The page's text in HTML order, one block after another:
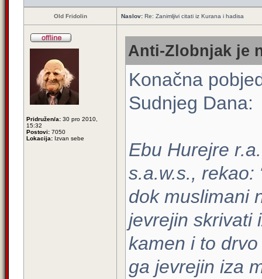
Old Fridolin Naslov: Re: Zanimljivi citati iz Kurana i hadisa
Pridružen/a: 30 pro 2010,
15:32
Postovi: 7050
Lokacija: Izvan sebe
Anti-Zlobnjak je
Konačna
Sudnjeg Dana:
Ebu Hurejre
s.a.w.s., rekao:
dok muslimani
jevrejin skrivati
kamen i to
ga jevrejin iza